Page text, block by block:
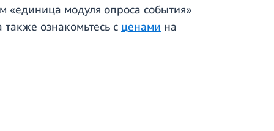
«единица модуля опроса события»
ознакомьтесь с ценами на